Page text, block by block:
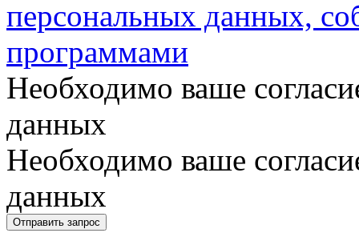
персональных данных,
программами
Необходимо ваше
данных
Необходимо ваше
данных